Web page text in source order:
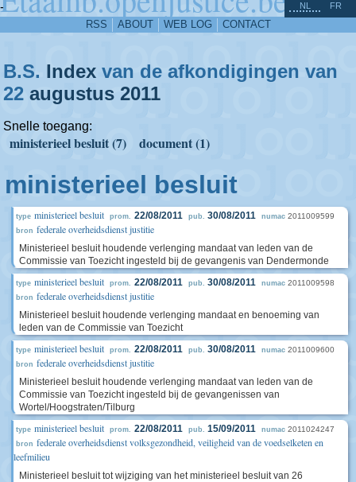
-
RSS ABOUT WEB LOG CONTACT
NL FR
B.S. Index van de afkondigingen van
22 augustus 2011
Snelle toegang:
ministerieel besluit (7) document (1)
ministerieel besluit
type ministerieel besluit prom. 22/08/2011 pub. 30/08/2011 numac 2011009599
bron federale overheidsdienst justitie
Ministerieel besluit houdende verlenging mandaat van leden van de
Commissie van Toezicht ingesteld bij de gevangenis van Dendermonde
type ministerieel besluit prom. 22/08/2011 pub. 30/08/2011 numac 2011009598
bron federale overheidsdienst justitie
Ministerieel besluit houdende verlenging mandaat en benoeming van
leden van de Commissie van Toezicht
type ministerieel besluit prom. 22/08/2011 pub. 30/08/2011 numac 2011009600
bron federale overheidsdienst justitie
Ministerieel besluit houdende verlenging mandaat van leden van de
Commissie van Toezicht ingesteld bij de gevangenissen van
Wortel/Hoogstraten/Tilburg
type ministerieel besluit prom. 22/08/2011 pub. 15/09/2011 numac 2011024247
bron federale overheidsdienst volksgezondheid, veiligheid van de voedselketen en
leefmilieu
Ministerieel besluit tot wijziging van het ministerieel besluit van 26
^